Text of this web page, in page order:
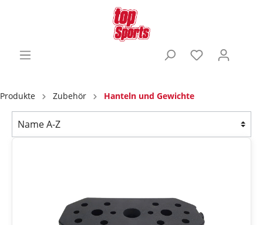
Produkte Zubehör Hanteln und Gewichte